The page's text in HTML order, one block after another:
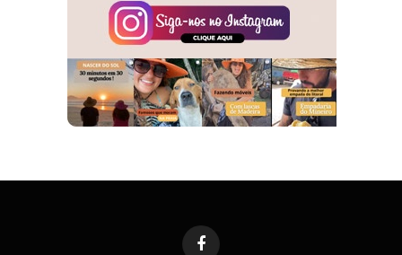
Facebook